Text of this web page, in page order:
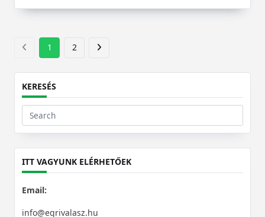
1 2
KERESÉS
Search
for:
ITT VAGYUNK ELÉRHETŐEK
Email:
info@egrivalasz.hu